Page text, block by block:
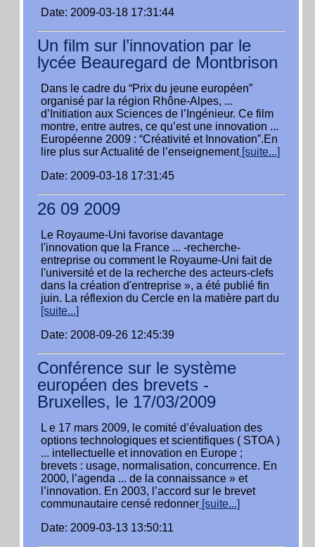
Date: 2009-03-18 17:31:44
Un film sur l’innovation par le
lycée Beauregard de Montbrison
Dans le cadre du “Prix du jeune européen”
organisé par la région Rhône-Alpes, ...
d’Initiation aux Sciences de l’Ingénieur. Ce film
montre, entre autres, ce qu’est une innovation ...
Européenne 2009 : “Créativité et Innovation”.En
lire plus sur Actualité de l’enseignement[suite...]
Date: 2009-03-18 17:31:45
26 09 2009
Le Royaume-Uni favorise davantage
l'innovation que la France ... -recherche-
entreprise ou comment le Royaume-Uni fait de
l'université et de la recherche des acteurs-clefs
dans la création d'entreprise », a été publié fin
juin. La réflexion du Cercle en la matière part du
[suite...]
Date: 2008-09-26 12:45:39
Conférence sur le système
européen des brevets -
Bruxelles, le 17/03/2009
L e 17 mars 2009, le comité d’évaluation des
options technologiques et scientifiques ( STOA )
... intellectuelle et innovation en Europe ;
brevets : usage, normalisation, concurrence. En
2000, l’agenda ... de la connaissance » et
l’innovation. En 2003, l’accord sur le brevet
communautaire censé redonner [suite...]
Date: 2009-03-13 13:50:11